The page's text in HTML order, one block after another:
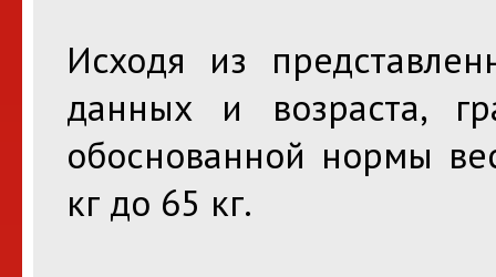
Исходя из
данных и возраста,
обоснованной нормы
кг до 65 кг.